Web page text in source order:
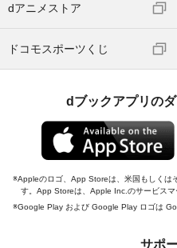
dアニメストア
ドコモスポーツくじ
dブックアプリの
Appleのロゴ、App Storeは、米国もしくは
す。App Storeは、Apple Inc.のサービスマ
Google Play および Google Play ロゴは
サポ